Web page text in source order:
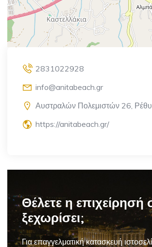
2831022928
info@anitabeach.gr
Αυστραλών Πολεμιστών 26,
https://anitabeach.gr/
Θέλετε η επιχείρησή
ξεχωρίσει;
Για επαγγελματικήκατασκευή